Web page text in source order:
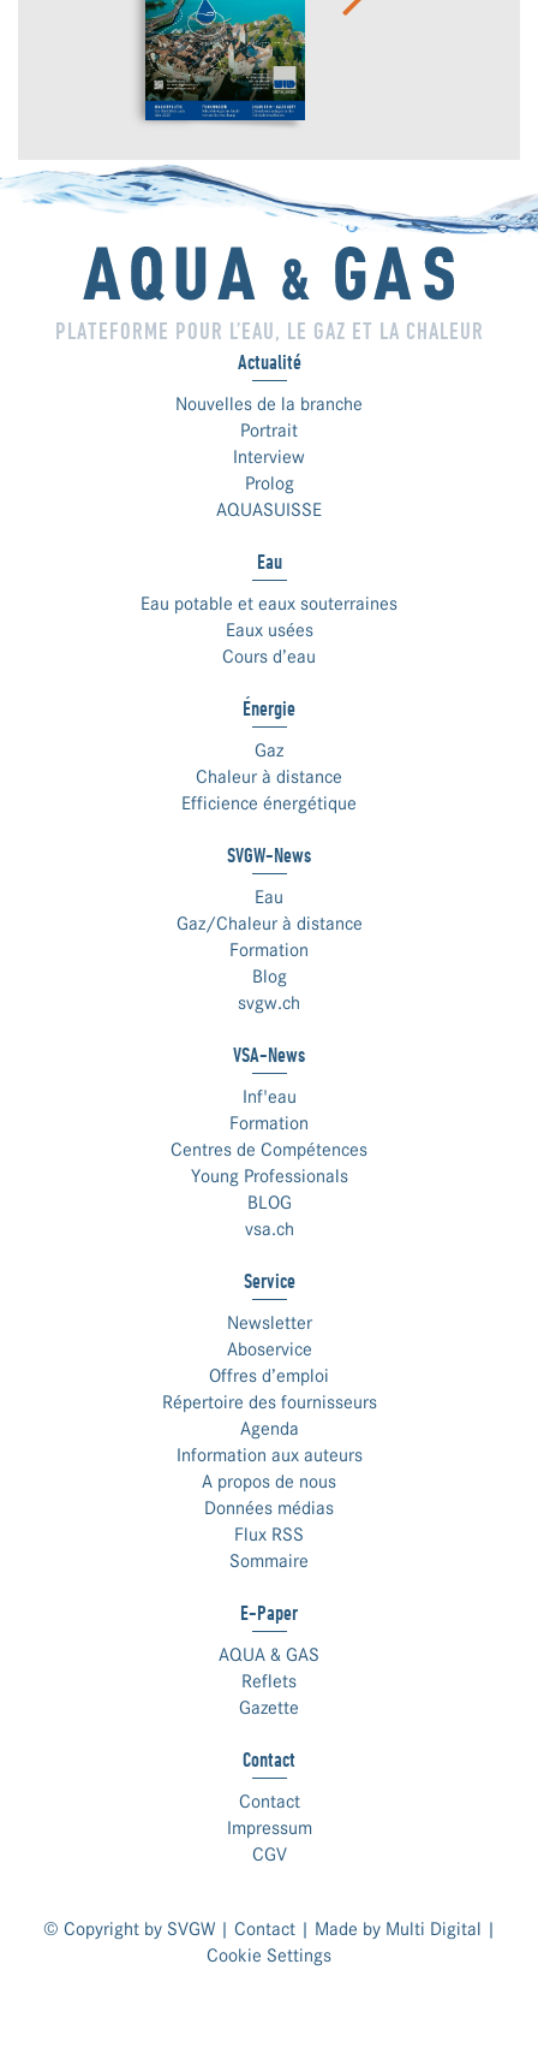
PLATEFORME POUR L’EAU, LE GAZ ET LA CHALEUR
Actualité
Nouvelles de la branche
Portrait
Interview
Prolog
AQUASUISSE
Eau
Eau potable et eaux souterraines
Eaux usées
Cours d’eau
Énergie
Gaz
Chaleur à distance
Efficience énergétique
SVGW-News
Eau
Gaz/Chaleur à distance
Formation
Blog
svgw.ch
VSA-News
Inf'eau
Formation
Centres de Compétences
Young Professionals
BLOG
vsa.ch
Service
Newsletter
Aboservice
Offres d’emploi
Répertoire des fournisseurs
Agenda
Information aux auteurs
A propos de nous
Données médias
Flux RSS
Sommaire
E-Paper
AQUA & GAS
Reflets
Gazette
Contact
Contact
Impressum
CGV
© Copyright by SVGW | Contact| Made by Multi Digital |
Cookie Settings